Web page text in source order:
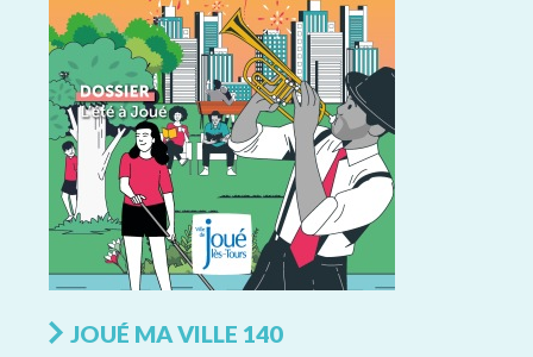
JOUÉ MA VILLE 140